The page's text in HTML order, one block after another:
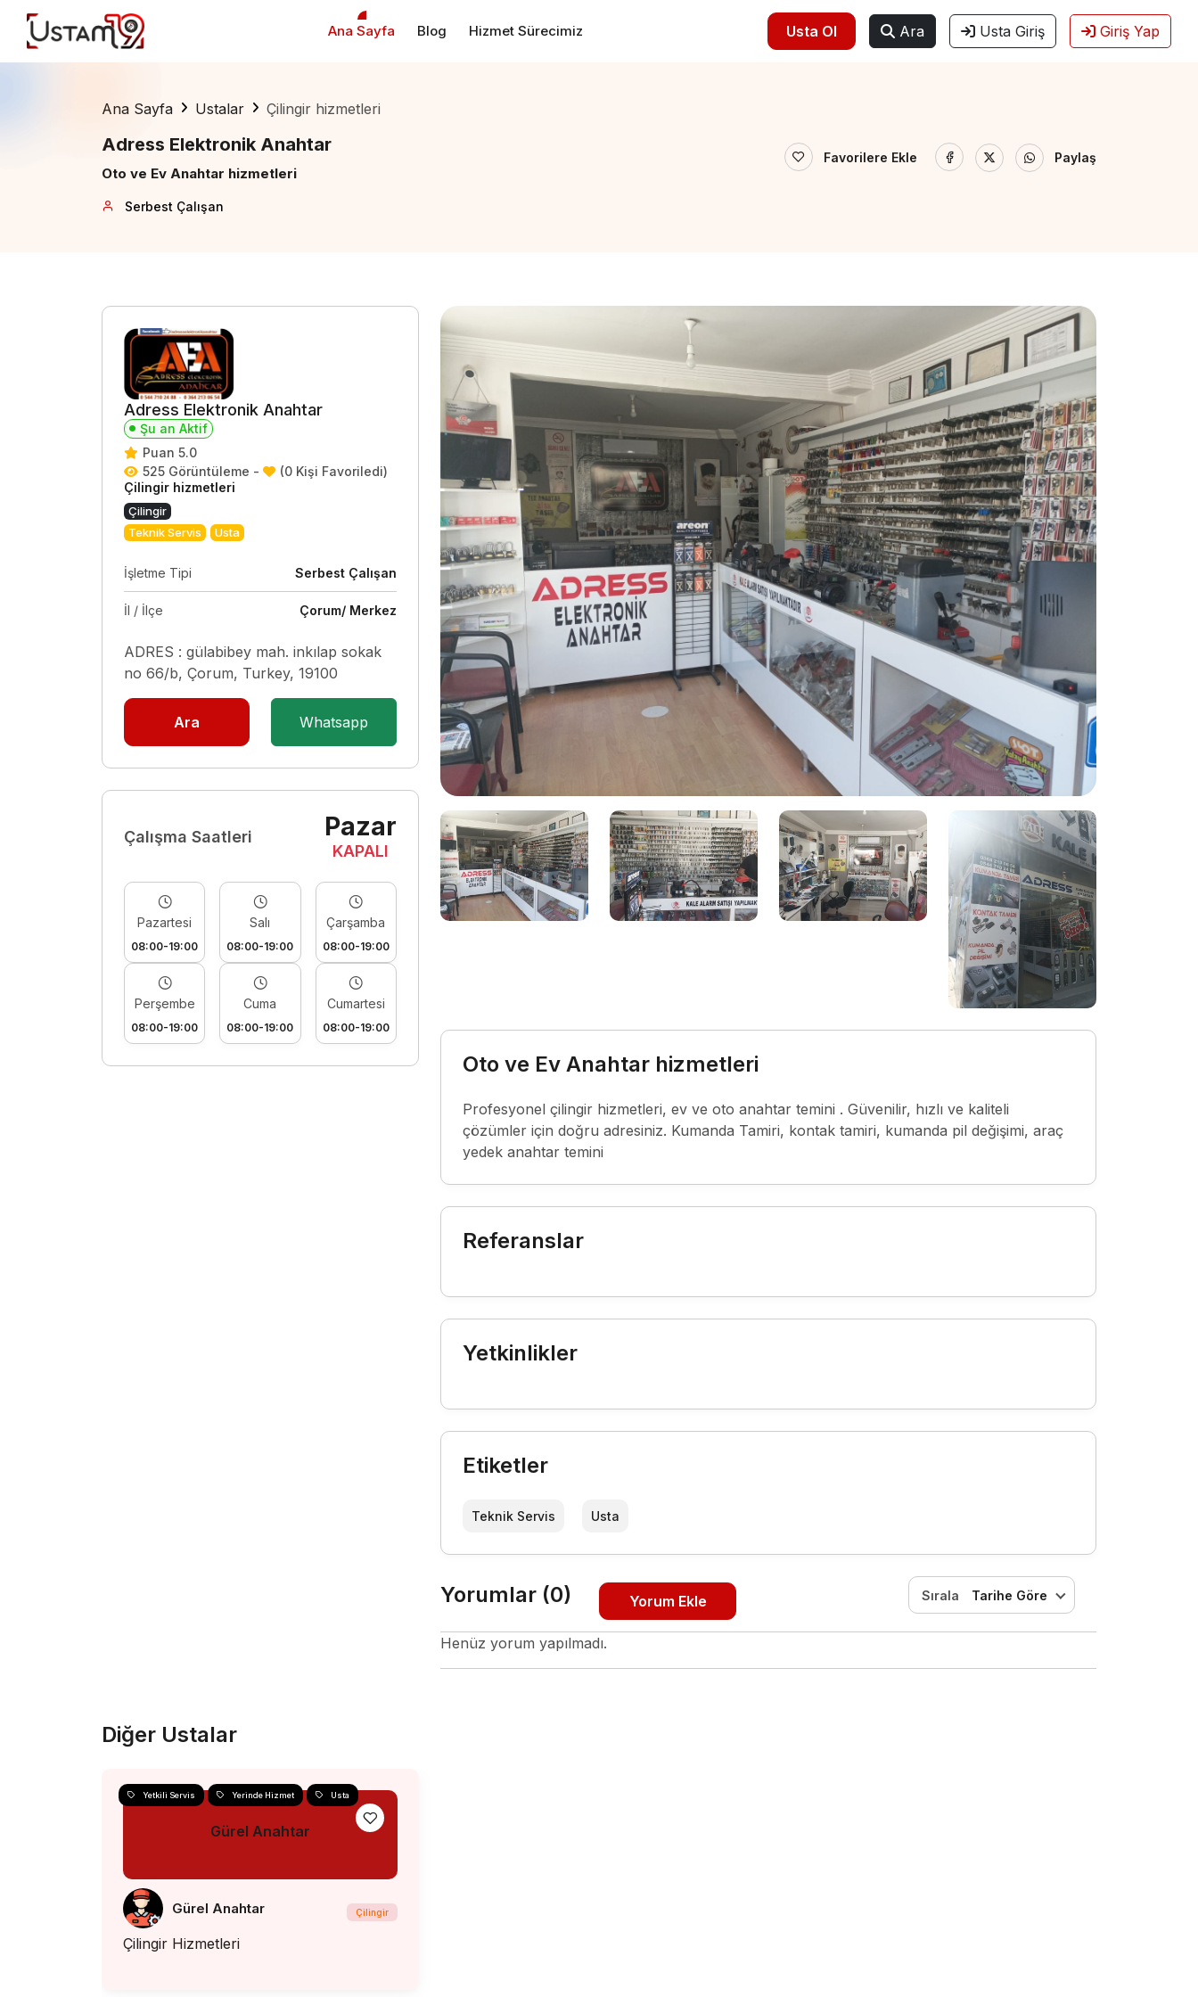
Ana Sayfa Blog Hizmet Sürecimiz Usta Ol Ara Usta Giriş Giriş Yap
Ana Sayfa Ustalar Çilingir hizmetleri
Adress Elektronik Anahtar
Oto ve Ev Anahtar hizmetleri
Serbest Çalışan
Favorilere Ekle Paylaş
Adress Elektronik Anahtar
Şu an Aktif
Puan 5.0
525 Görüntüleme -
(0 Kişi Favoriledi)
Çilingir hizmetleri
Çilingir
Teknik Servis
Usta
İşletme Tipi Serbest Çalışan
İl / İlçe Çorum/ Merkez
ADRES : gülabibey mah. inkılap sokak
no 66/b, Çorum, Turkey, 19100
Ara Whatsapp
Çalışma Saatleri Pazar
KAPALI
Pazartesi
08:00-19:00
Salı
08:00-19:00
Çarşamba
08:00-19:00
Perşembe
08:00-19:00
Cuma
08:00-19:00
Cumartesi
08:00-19:00
Oto ve Ev Anahtar hizmetleri
Profesyonel çilingir hizmetleri, ev ve oto anahtar temini . Güvenilir, hızlı ve kaliteli
çözümler için doğru adresiniz. Kumanda Tamiri, kontak tamiri, kumanda pil değişimi, araç
yedek anahtar temini
Referanslar
Yetkinlikler
Etiketler
Teknik Servis Usta
Yorumlar (0) Yorum Ekle Sırala Tarihe Göre
Henüz yorum yapılmadı.
Diğer Ustalar
Gürel Anahtar
Yetkili Servis Yerinde Hizmet Usta
Gürel Anahtar Çilingir
Çilingir Hizmetleri